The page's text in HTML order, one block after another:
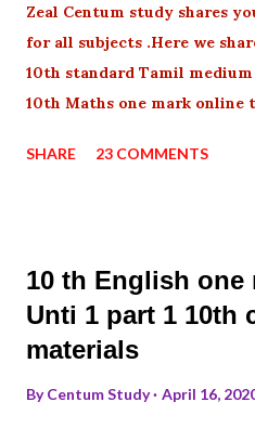
Zeal Centum study shares
for all subjects .Here we
10th standard Tamil
10th Maths one mark online
SHARE 23 COMMENTS
10 th English one
Unti 1 part 1 10th
materials
ByCentum Study April 16,